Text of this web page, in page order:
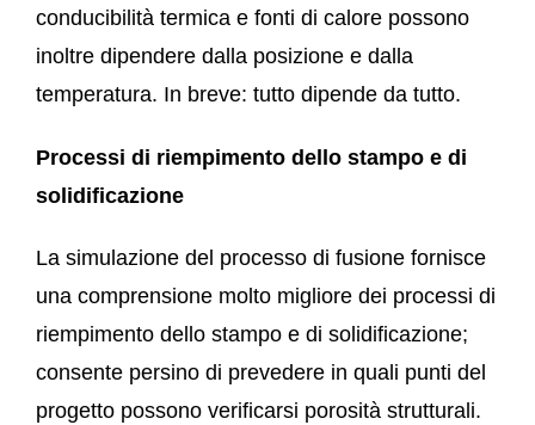
conducibilità termica e fonti di calore possono
inoltre dipendere dalla posizione e dalla
temperatura. In breve: tutto dipende da tutto.
Processi di riempimento dello stampo e di
solidificazione
La simulazione del processo di fusione fornisce
una comprensione molto migliore dei processi di
riempimento dello stampo e di solidificazione;
consente persino di prevedere in quali punti del
progetto possono verificarsi porosità strutturali.